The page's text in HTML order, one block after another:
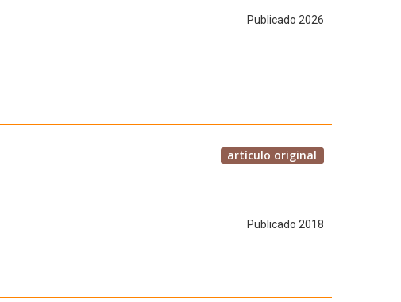
Publicado 2026
artículo original
Publicado 2018